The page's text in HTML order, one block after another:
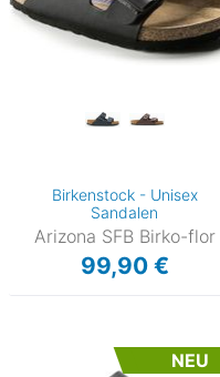
Birkenstock - Unisex
Sandalen
Arizona SFB Birko-flor
99,90 €
NEU